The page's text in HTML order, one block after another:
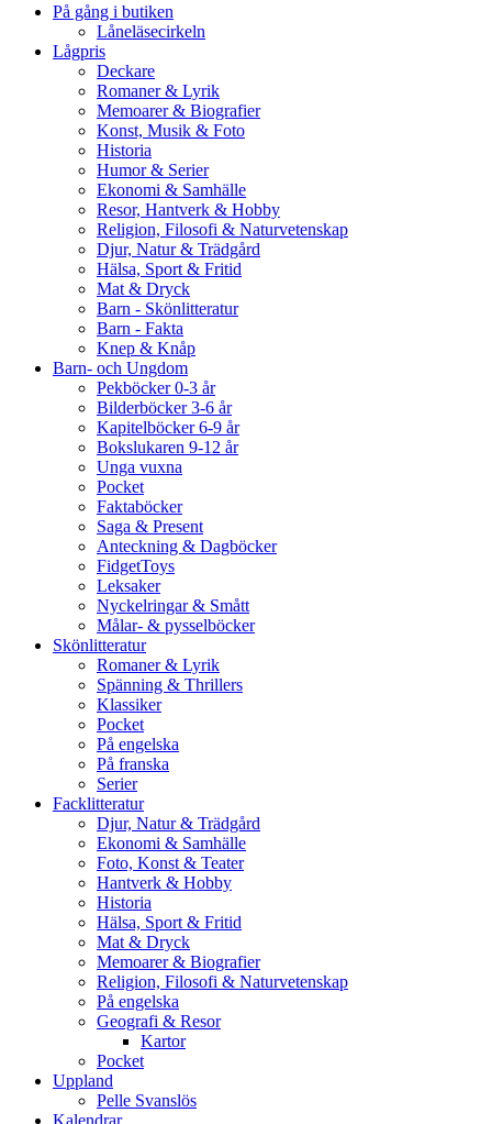
På gång i butiken
Låneläsecirkeln
Lågpris
Deckare
Romaner & Lyrik
Memoarer & Biografier
Konst, Musik & Foto
Historia
Humor & Serier
Ekonomi & Samhälle
Resor, Hantverk & Hobby
Religion, Filosofi & Naturvetenskap
Djur, Natur & Trädgård
Hälsa, Sport & Fritid
Mat & Dryck
Barn - Skönlitteratur
Barn - Fakta
Knep & Knåp
Barn- och Ungdom
Pekböcker 0-3 år
Bilderböcker 3-6 år
Kapitelböcker 6-9 år
Bokslukaren 9-12 år
Unga vuxna
Pocket
Faktaböcker
Saga & Present
Anteckning & Dagböcker
FidgetToys
Leksaker
Nyckelringar & Smått
Målar- & pysselböcker
Skönlitteratur
Romaner & Lyrik
Spänning & Thrillers
Klassiker
Pocket
På engelska
På franska
Serier
Facklitteratur
Djur, Natur & Trädgård
Ekonomi & Samhälle
Foto, Konst & Teater
Hantverk & Hobby
Historia
Hälsa, Sport & Fritid
Mat & Dryck
Memoarer & Biografier
Religion, Filosofi & Naturvetenskap
På engelska
Geografi & Resor
Kartor
Pocket
Uppland
Pelle Svanslös
Kalendrar